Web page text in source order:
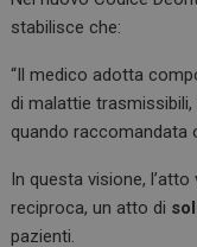
stabilisce che:
“Il medico adotta
di malattie
quando raccomandata
In questa visione,
reciproca, un atto di
pazienti.